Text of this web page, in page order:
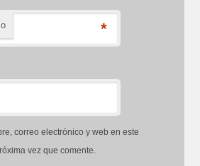
*
correo electrónico y web en este
vez que comente.